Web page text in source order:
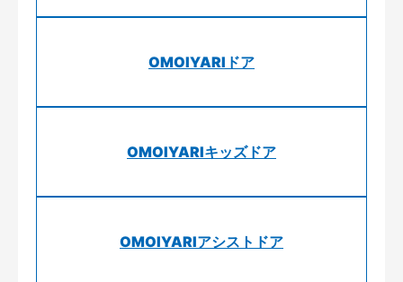
OMOIYARIドア
OMOIYARIキッズドア
OMOIYARIアシストドア